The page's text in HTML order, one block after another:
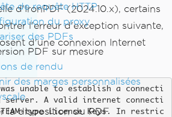
de requête HTTP
du proxy
des PDFs
PDF sur mesure
de rendu
des marges personnalisées
la disposition du PDF
d'IronPDF (2024.10.x), certains
l'erreur d'exception suivante,
d'une connexion Internet
unable to establish a connecti
server. A valid internet connecti
type License Keys. In restric